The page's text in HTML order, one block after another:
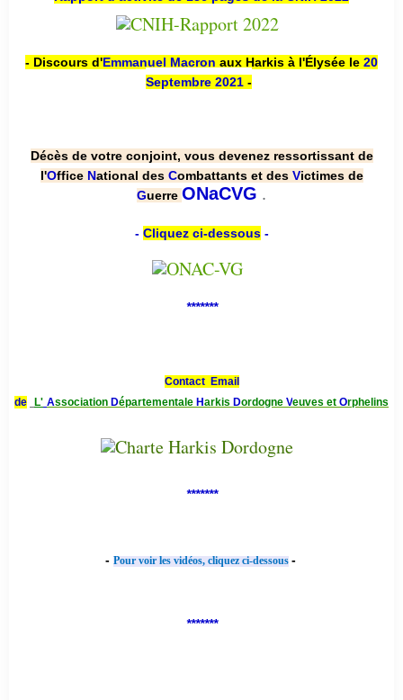
- Discours d'Emmanuel Macron aux Harkis à l'Élysée le 20
Septembre 2021 -
Décès de votre conjoint, vous devenez ressortissant de
l'Office National des Combattants et des Victimes de
Guerre ONaCVG .
- Cliquez ci-dessous-
*******
Contact Email
de
L' Association Départementale Harkis Dordogne Veuves et Orphelins
*******
- Pour voir les vidéos, cliquez ci-dessous -
*******